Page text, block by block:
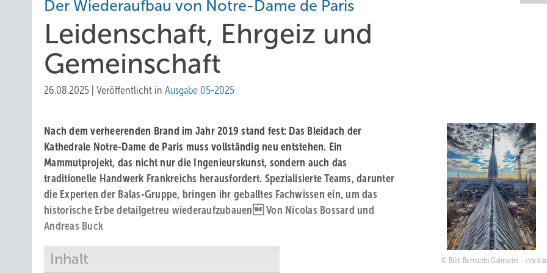
Der Wiederaufbau von Notre-Dame de Paris
L eidens c haft, Ehrgeiz und
Gemeinschaft
26.08.2025 Veröffentlicht in Ausgabe 05-2025
Bild: Bernardo Galmarini -
Nach dem verheerenden Brand im Jahr 2019 stand fest: Das Bleidach der
Kathedrale Notre-Dame de Paris muss vollständig neu entstehen. Ein
Mammutprojekt, das nicht nur die Ingenieurskunst, sondern auch das
traditionelle Handwerk Frankreichs herausfordert. Spezialisierte Teams, darunter
die Experten der Balas-Gruppe, bringen ihr geballtes Fachwissen ein, um das
historische Erbe detailgetreu wiederaufzubauen Von Nicolas Bossard und
Andreas Buck
Inhalt